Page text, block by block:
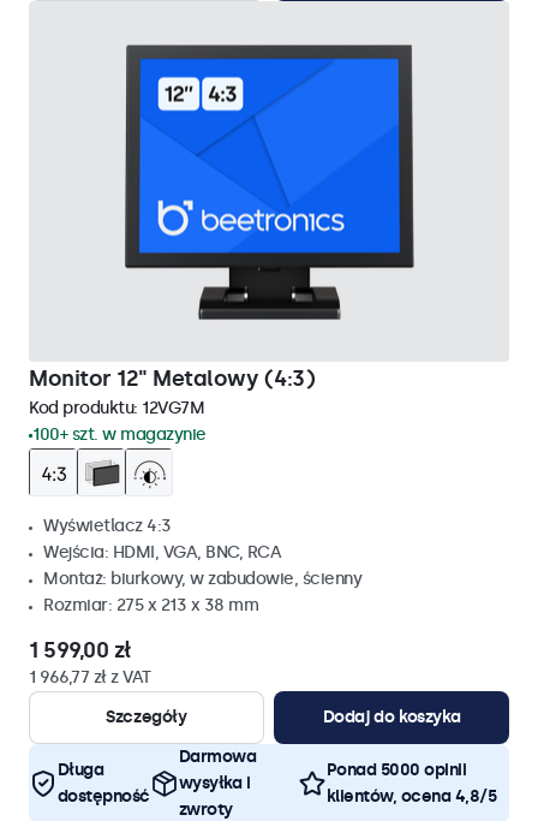
Monitor 12" Metalowy (4:3)
Kod produktu: 12VG7M
100+ szt. w magazynie
Wyświetlacz 4:3
Wejścia: HDMI, VGA, BNC, RCA
Montaż: biurkowy, w zabudowie, ścienny
Rozmiar: 275 x 213 x 38 mm
1 599,00 zł
1 966,77 zł z VAT
Szczegóły
Dodaj do koszyka
Długa
dostępność
Darmowa
wysyłka i
zwroty
Ponad 5000 opinii
klientów, ocena 4,8/5